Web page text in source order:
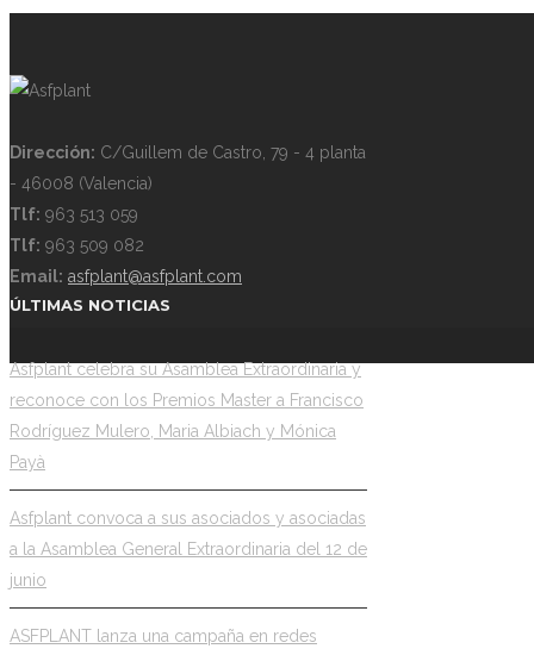
Dirección: C/Guillem de Castro, 79 - 4 planta
- 46008 (Valencia)
Tlf: 963 513 059
Tlf: 963 509 082
Email: asfplant@asfplant.com
ÚLTIMAS NOTICIAS
Asfplant celebra su Asamblea Extraordinaria y
reconoce con los Premios Master a Francisco
Rodríguez Mulero, Maria Albiach y Mónica
Payà
Asfplant convoca a sus asociados y asociadas
a la Asamblea General Extraordinaria del 12 de
junio
ASFPLANT lanza una campaña en redes